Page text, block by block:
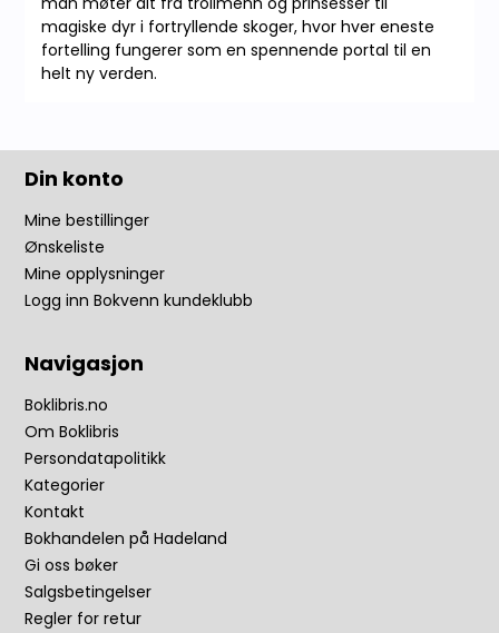
magiske dyr i fortryllende skoger, hvor hver eneste
fortelling fungerer som en spennende portal til en
helt ny verden.
Din konto
Mine bestillinger
Ønskeliste
Mine opplysninger
Logg inn Bokvenn kundeklubb
Navigasjon
Boklibris.no
Om Boklibris
Persondatapolitikk
Kategorier
Kontakt
Bokhandelen på Hadeland
Gi oss bøker
Salgsbetingelser
Regler for retur